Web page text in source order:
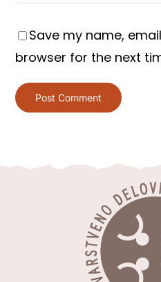
Save my name,
browser for the next